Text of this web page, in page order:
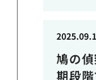
鳩の
期段